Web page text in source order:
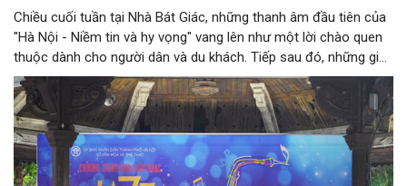
Chiều cuối tuần tại Nhà Bát Giác, những thanh âm đầu tiên của
"Hà Nội - Niềm tin và hy vọng" vang lên như một lời chào quen
thuộc dành cho người dân và du khách. Tiếp sau đó, những giai
điệu jazz kinh điển của thế giới lần lượt cất lên qua phần biểu
diễn của NSƯT Quyền Văn Minh và các nghệ sĩ Bình Minh Jazz
Club, mở ra một không gian âm nhạc giàu cảm xúc ngay giữa
trung tâm Thủ đô.